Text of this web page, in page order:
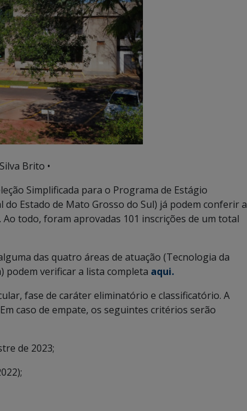
Brito •
Simplificada para o Programa de Estágio
do Estado de Mato Grosso do Sul) já podem conferir a
todo, foram aprovadas 101 inscrições de um total
das quatro áreas de atuação (Tecnologia da
podem verificar a lista completa aqui.
fase de caráter eliminatório e classificatório. A
caso de empate, os seguintes critérios serão
de 2023;